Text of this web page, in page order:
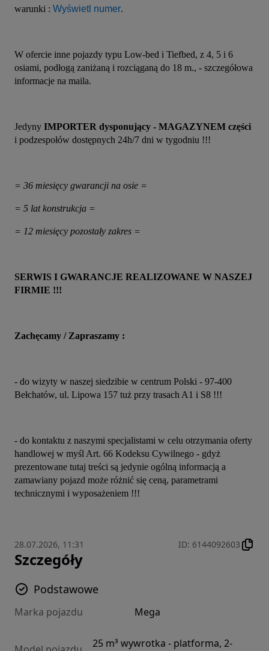
warunki : Wyświetl numer.
W ofercie inne pojazdy typu Low-bed i Tiefbed, z 4, 5 i 6
osiami, podłogą zaniżaną i rozciąganą do 18 m., - szczegółowa
informacje na maila.
Jedyny IMPORTER dysponujący - MAGAZYNEM części
i podzespołów dostępnych 24h/7 dni w tygodniu !!!
= 36 miesięcy gwarancji na osie =
= 5 lat konstrukcja =
= 12 miesięcy pozostały zakres =
SERWIS I GWARANCJE REALIZOWANE W NASZEJ
FIRMIE !!!
Zachęcamy / Zapraszamy :
- do wizyty w naszej siedzibie w centrum Polski - 97-400
Bełchatów, ul. Lipowa 157 tuż przy trasach A1 i S8 !!!
- do kontaktu z naszymi specjalistami w celu otrzymania oferty
handlowej w myśl Art. 66 Kodeksu Cywilnego - gdyż
prezentowane tutaj treści są jedynie ogólną informacją a
zamawiany pojazd może różnić się ceną, parametrami
technicznymi i wyposażeniem !!!
28.07.2026, 11:31 ID: 6144092603
Szczegóły
Podstawowe
Marka pojazdu Mega
25 m³ wywrotka - platforma, 2-